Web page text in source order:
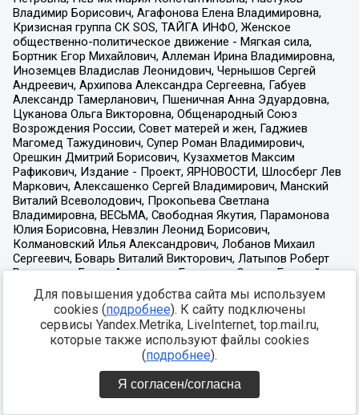
Для повышения удобства сайта мы используем
cookies (подробнее). К сайту подключены
сервисы Yandex.Metrika, LiveInternet, top.mail.ru,
которые также используют файлы cookies
(подробнее).
Я согласен/согласна